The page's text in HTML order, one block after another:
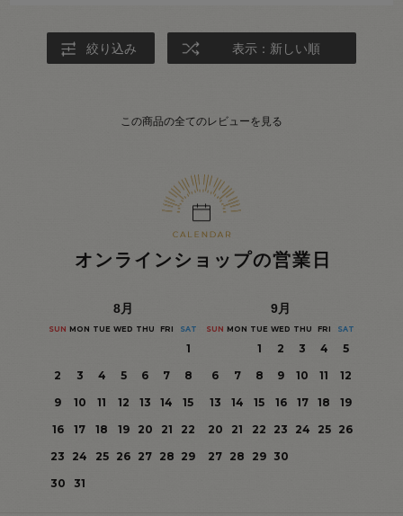
絞り込み 表示：新しい順
この商品の全てのレビューを見る
オンラインショップの営業日
8月
SUN MON TUE WED THU FRI SAT
1
2
3 4 5 6 7
8
9
10 11 12 13 14
15
16
17 18 19 20 21
22
23
24 25 26 27 28 29
30
31
9月
SUN MON TUE WED THU FRI SAT
1 2 3 4
5
6
7 8 9 10 11
12
13
14 15 16 17 18
19
20
21 22 23 24 25
26
27 28 29 30